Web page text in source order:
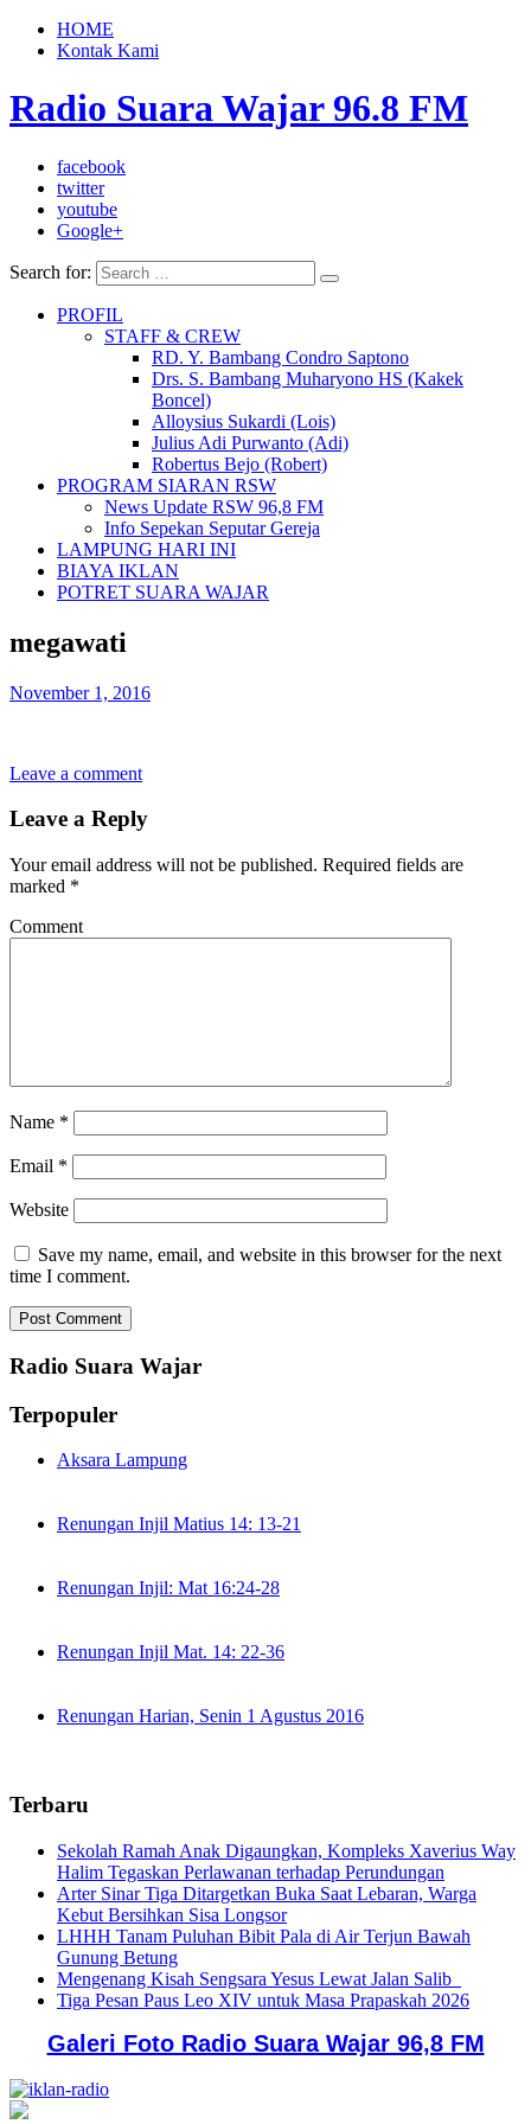
HOME
Kontak Kami
Radio Suara Wajar 96.8 FM
facebook
twitter
youtube
Google+
Search for:
PROFIL
STAFF & CREW
RD. Y. Bambang Condro Saptono
Drs. S. Bambang Muharyono HS (Kakek
Boncel)
Alloysius Sukardi (Lois)
Julius Adi Purwanto (Adi)
Robertus Bejo (Robert)
PROGRAM SIARAN RSW
News Update RSW 96,8 FM
Info Sepekan Seputar Gereja
LAMPUNG HARI INI
BIAYA IKLAN
POTRET SUARA WAJAR
megawati
November 1, 2016
Leave a comment
Leave a Reply
Your email address will not be published. Required fields are
marked *
Comment
Name *
Email *
Website
Save my name, email, and website in this browser for the next
time I comment.
Radio Suara Wajar
Terpopuler
Aksara Lampung
Renungan Injil Matius 14: 13-21
Renungan Injil: Mat 16:24-28
Renungan Injil Mat. 14: 22-36
Renungan Harian, Senin 1 Agustus 2016
Terbaru
Sekolah Ramah Anak Digaungkan, Kompleks Xaverius Way
Halim Tegaskan Perlawanan terhadap Perundungan
Arter Sinar Tiga Ditargetkan Buka Saat Lebaran, Warga
Kebut Bersihkan Sisa Longsor
LHHH Tanam Puluhan Bibit Pala di Air Terjun Bawah
Gunung Betung
Mengenang Kisah Sengsara Yesus Lewat Jalan Salib
Tiga Pesan Paus Leo XIV untuk Masa Prapaskah 2026
Galeri Foto Radio Suara Wajar 96,8 FM